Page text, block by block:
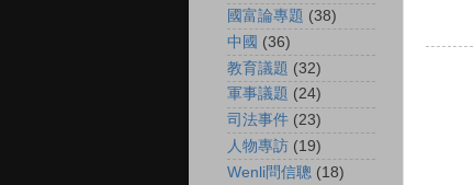
國富論專題 (38)
中國 (36)
教育議題 (32)
軍事議題 (24)
司法事件 (23)
人物專訪 (19)
Wenli問信聰 (18)